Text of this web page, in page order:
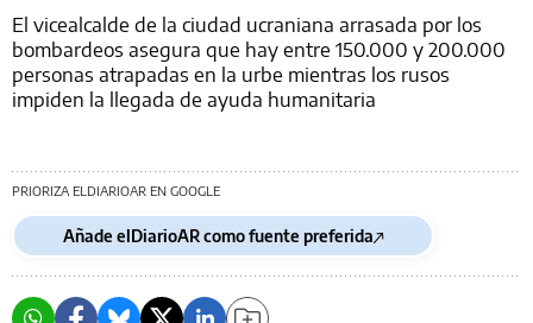
El vicealcalde de la ciudad ucraniana arrasada por los
bombardeos asegura que hay entre 150.000 y 200.000
personas atrapadas en la urbe mientras los rusos
impiden la llegada de ayuda humanitaria
PRIORIZA ELDIARIOAR EN GOOGLE
Añade elDiarioAR como fuente preferida